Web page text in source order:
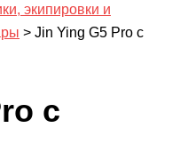
экипировки и
> Jin Ying G5 Pro с
с